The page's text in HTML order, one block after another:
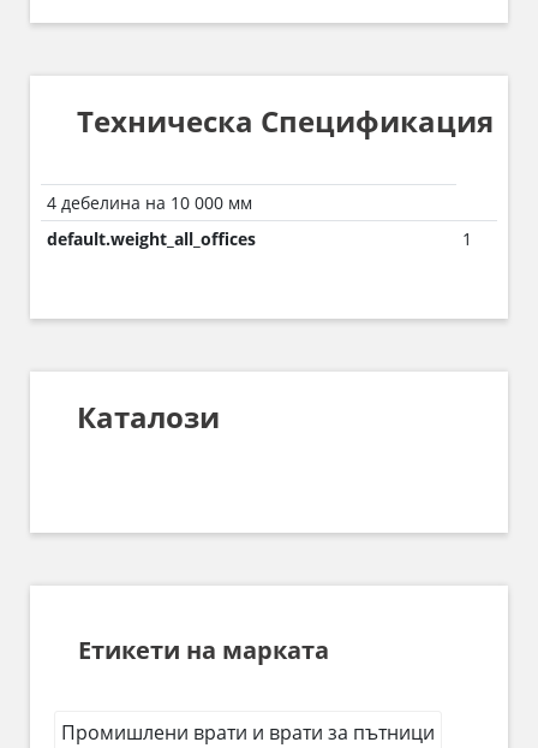
Техническа Спецификация
4 дебелина на 10 000 мм
default.weight_all_offices
1
Каталози
Етикети на марката
Промишлени врати и врати за пътници